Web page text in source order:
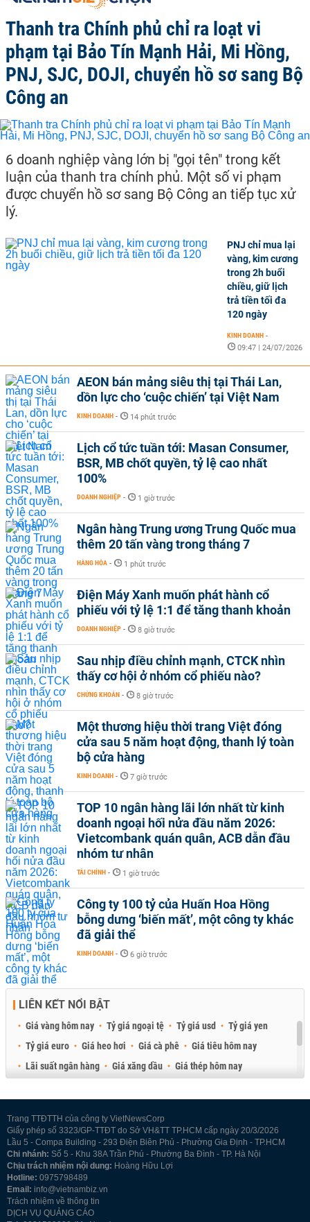
Thanh tra Chính phủ chỉ ra loạt vi
phạm tại Bảo Tín Mạnh Hải, Mi Hồng,
PNJ, SJC, DOJI, chuyển hồ sơ sang Bộ
Công an
6 doanh nghiệp vàng lớn bị "gọi tên" trong kết
luận của thanh tra chính phủ. Một số vi phạm
được chuyển hồ sơ sang Bộ Công an tiếp tục xử
lý.
PNJ chỉ mua lại
vàng, kim cương
trong 2h buổi
chiều, giữ lịch
trả tiền tối đa
120 ngày
KINH DOANH -
09:47 | 24/07/2026
AEON bán mảng siêu thị tại Thái Lan,
dồn lực cho ‘cuộc chiến’ tại Việt Nam
KINH DOANH - 14 phút trước
Lịch cổ tức tuần tới: Masan Consumer,
BSR, MB chốt quyền, tỷ lệ cao nhất
100%
DOANH NGHIỆP - 1 giờ trước
Ngân hàng Trung ương Trung Quốc mua
thêm 20 tấn vàng trong tháng 7
HÀNG HÓA - 1 phút trước
Điện Máy Xanh muốn phát hành cổ
phiếu với tỷ lệ 1:1 để tăng thanh khoản
DOANH NGHIỆP - 8 giờ trước
Sau nhịp điều chỉnh mạnh, CTCK nhìn
thấy cơ hội ở nhóm cổ phiếu nào?
CHỨNG KHOÁN - 8 giờ trước
Một thương hiệu thời trang Việt đóng
cửa sau 5 năm hoạt động, thanh lý toàn
bộ cửa hàng
KINH DOANH - 7 giờ trước
TOP 10 ngân hàng lãi lớn nhất từ kinh
doanh ngoại hối nửa đầu năm 2026:
Vietcombank quán quân, ACB dẫn đầu
nhóm tư nhân
TÀI CHÍNH - 1 giờ trước
Công ty 100 tỷ của Huấn Hoa Hồng
bỗng dưng ‘biến mất’, một công ty khác
đã giải thể
KINH DOANH - 6 giờ trước
LIÊN KẾT NỔI BẬT
Giá vàng hôm nay Tỷ giá ngoại tệ Tỷ giá usd
Tỷ giá yen
Tỷ giá euro
Giá heo hơi Giá cà phê
Giá tiêu hôm nay
Lãi suất ngân hàng
Giá xăng dầu
Giá thép hôm nay
Trang TTĐTTH của công ty VietNewsCorp
Giấy phép số 3323/GP-TTĐT do Sở VH&TT TP.HCM cấp ngày 20/3/2026
Lầu 5 - Compa Building - 293 Điện Biên Phủ - Phường Gia Định - TP.HCM
Chi nhánh: Số 5 - Khu 38A Trần Phú - Phường Ba Đình - TP. Hà Nội
Chịu trách nhiệm nội dung: Hoàng Hữu Lợi
Hotline: 0975798489
Email: info@vietnambiz.vn
Trách nhiệm về thông tin
DỊCH VỤ QUẢNG CÁO